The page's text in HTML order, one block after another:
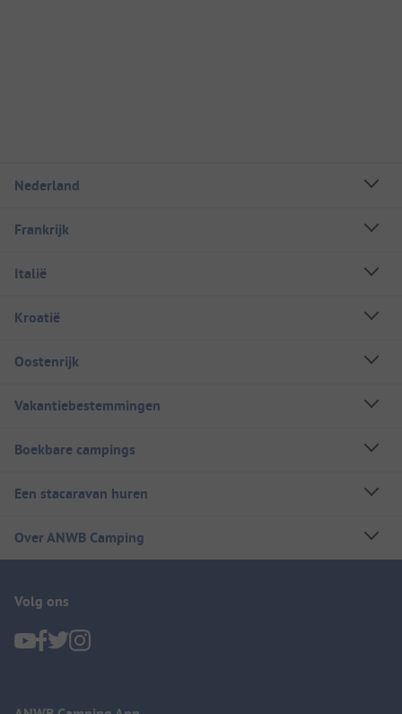
Nederland
Frankrijk
Italië
Kroatië
Oostenrijk
Vakantiebestemmingen
Boekbare campings
Een stacaravan huren
Over ANWB Camping
Volg ons